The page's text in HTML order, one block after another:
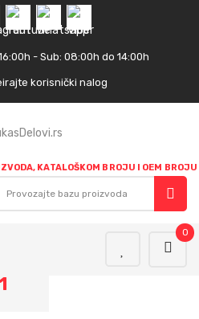
- Sub: 08:00h do 14:00h
korisnički nalog
KATALOŠKOM BROJU I OEM BROJU
0